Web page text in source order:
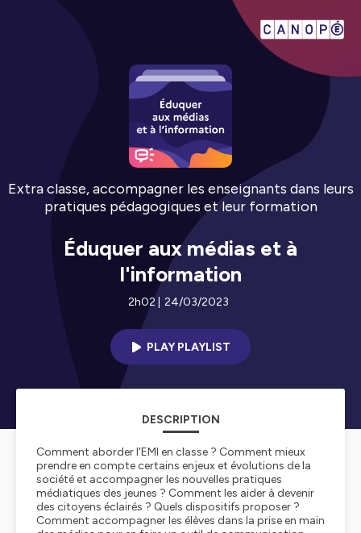
Extra classe, accompagner les enseignants dans leurs
pratiques pédagogiques et leur formation
Éduquer aux médias et à
l'information
2h02 24/03/2023
PLAY PLAYLIST
DESCRIPTION
Comment aborder l'EMI en classe ? Comment mieux
prendre en compte certains enjeux et évolutions de la
société et accompagner les nouvelles pratiques
médiatiques des jeunes ? Comment les aider à devenir
des citoyens éclairés ? Quels dispositifs proposer ?
Comment accompagner les élèves dans la prise en main